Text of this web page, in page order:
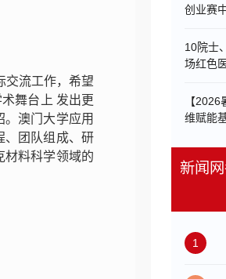
交流工作，希望
舞台上 发出更
澳门大学应用
、团队组成、研
材料科学领域的
创业赛
10院士
场红色
【
维赋能
新闻
1